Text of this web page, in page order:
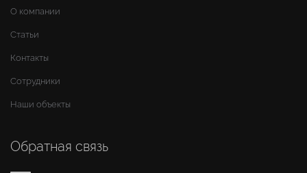
О компании
Статьи
Контакты
Сотрудники
Наши объекты
Обратная связь